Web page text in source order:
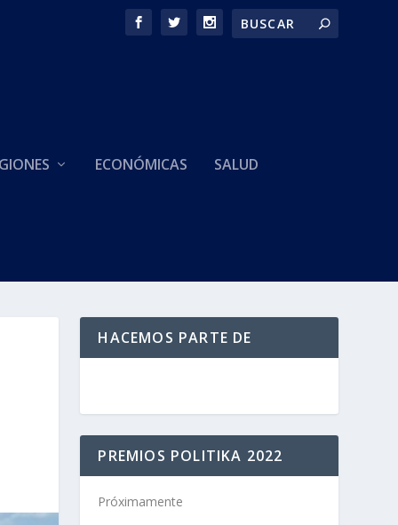
ECONÓMICAS SALUD
HACEMOS PARTE DE
PREMIOS POLITIKA 2022
Próximamente